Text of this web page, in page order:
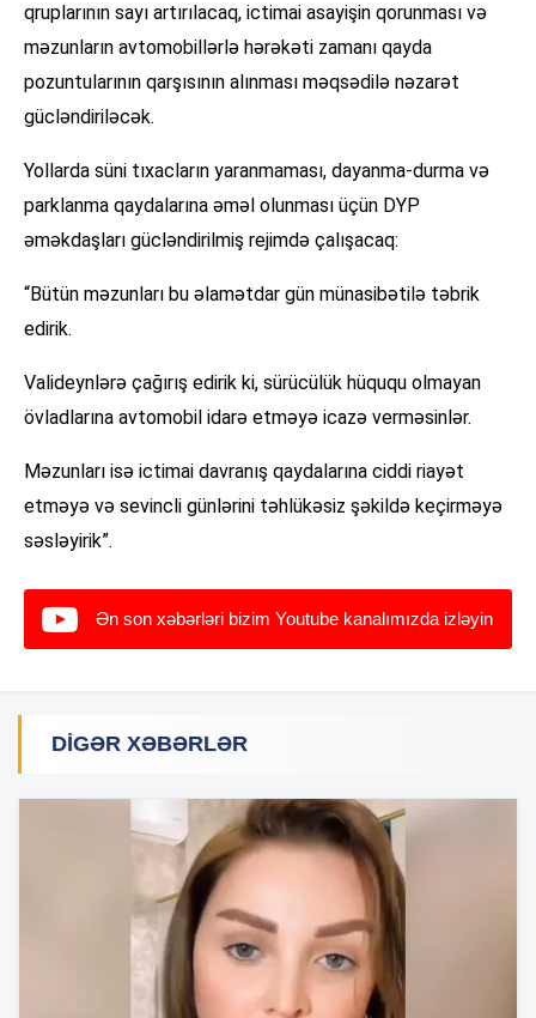
qruplarının sayı artırılacaq, ictimai asayişin qorunması və
məzunların avtomobillərlə hərəkəti zamanı qayda
pozuntularının qarşısının alınması məqsədilə nəzarət
gücləndiriləcək.
Yollarda süni tıxacların yaranmaması, dayanma-durma və
parklanma qaydalarına əməl olunması üçün DYP
əməkdaşları gücləndirilmiş rejimdə çalışacaq:
“Bütün məzunları bu əlamətdar gün münasibətilə təbrik
edirik.
Valideynlərə çağırış edirik ki, sürücülük hüququ olmayan
övladlarına avtomobil idarə etməyə icazə verməsinlər.
Məzunları isə ictimai davranış qaydalarına ciddi riayət
etməyə və sevincli günlərini təhlükəsiz şəkildə keçirməyə
səsləyirik”.
Ən son xəbərləri bizim Youtube kanalımızda izləyin
DIGƏR XƏBƏRLƏR